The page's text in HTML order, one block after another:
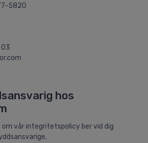
5820
hos
vår integritetspolicy ber vid dig